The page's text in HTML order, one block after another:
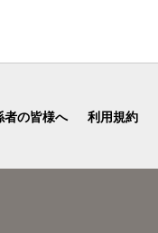
者の皆様へ 利用規約